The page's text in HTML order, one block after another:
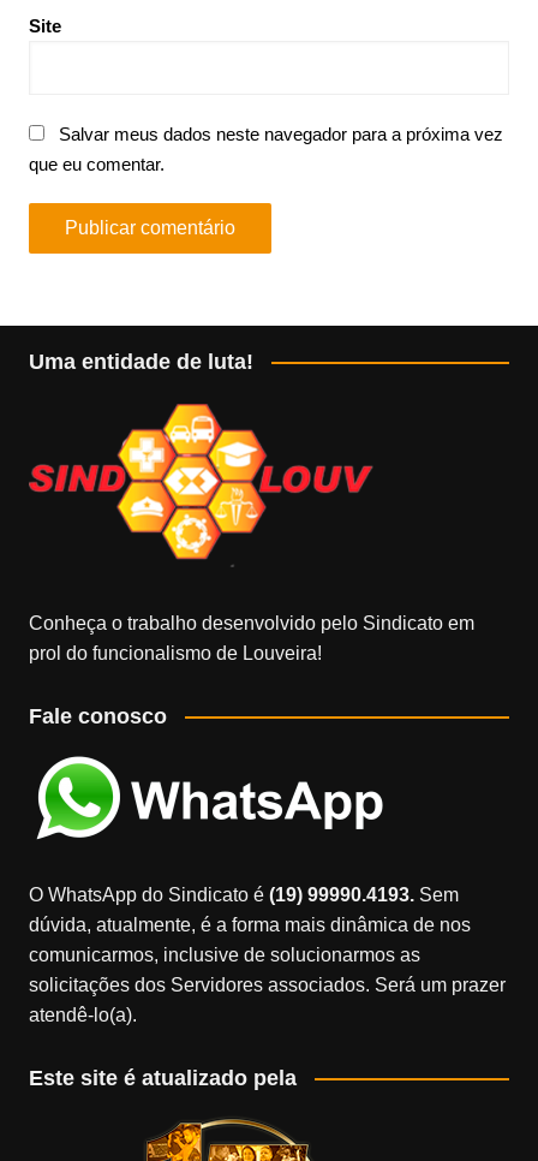
Site
Salvar meus dados neste navegador para a próxima vez
que eu comentar.
Uma entidade de luta!
Conheça o trabalho desenvolvido pelo Sindicato em
prol do funcionalismo de Louveira!
Fale conosco
O WhatsApp do Sindicato é(19) 99990.4193.Sem
dúvida, atualmente, é a forma mais dinâmica de nos
comunicarmos, inclusive de solucionarmos as
solicitações dos Servidores associados. Será um prazer
atendê-lo(a).
Este site é atualizado pela